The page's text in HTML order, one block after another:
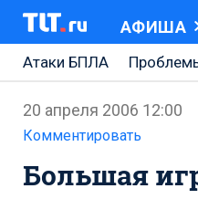
АФИША
Атаки БПЛА
Ремонт Центральной
Ремонт Обводного
20 апреля 2006 12:00
Комментировать
Большая